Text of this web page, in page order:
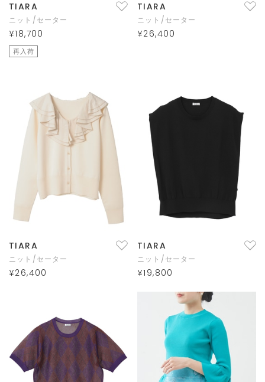
TIARA
ニット/セーター
¥18,700
再入荷
TIARA
ニット/セーター
¥26,400
TIARA
ニット/セーター
¥26,400
TIARA
ニット/セーター
¥19,800